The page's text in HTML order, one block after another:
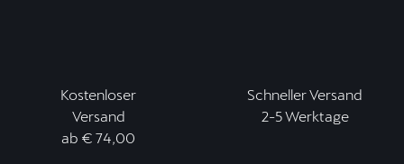
Kostenloser
Versand
ab € 74,00
Schneller Versand
2-5 Werktage